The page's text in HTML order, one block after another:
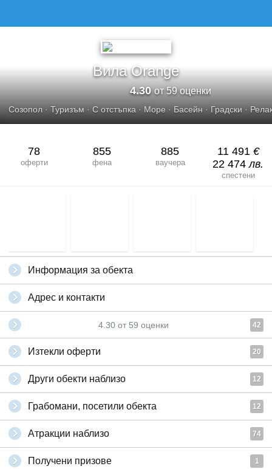
Вила Orange
4.30от 59 оценки
Созопол· Туризъм · С отстъпка · Море · Басейн · Градски ·
78
оферти
855
фена
885
ваучера
11 491 €
22 474лв.
спестени
Информация за обекта
Адрес и контакти
4.30 от 59 оценки 42
Изтекли оферти 20
Други обекти наблизо 12
Грабомани, посетили обекта 12
Атракции наблизо 74
Получени призове 1